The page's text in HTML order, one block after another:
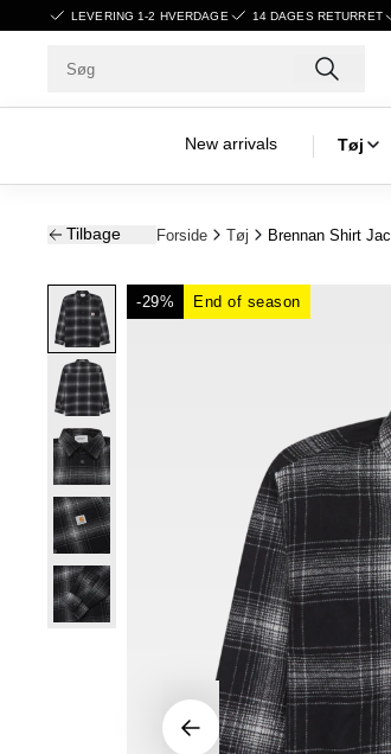
LEVERING 1-2 HVERDAGE 14 DAGES RETURRET
New arrivals Tøj
Tilbage Forside Tøj Brennan Shirt Jac
-29% End of season